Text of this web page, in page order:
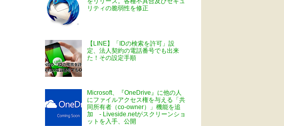
リティの脆弱性を修正
【LINE】「IDの検索を許可」設
定、法人契約の電話番号でも出来
た！その設定手順
Microsoft、『OneDrive』に他の人
にファイルアクセス権を与える「共
同所有者（co-owner）」機能を追
加 - Liveside.netがスクリーンショ
ットを入手、公開